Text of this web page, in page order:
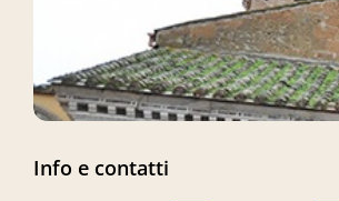
Info e contatti